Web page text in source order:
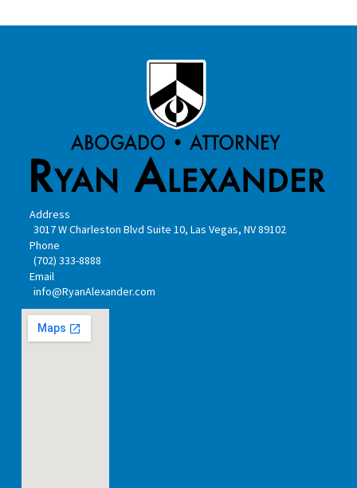
Address
3017 W Charleston Blvd Suite 10, Las Vegas, NV 89102
Phone
(702) 333-8888
Email
info@RyanAlexander.com